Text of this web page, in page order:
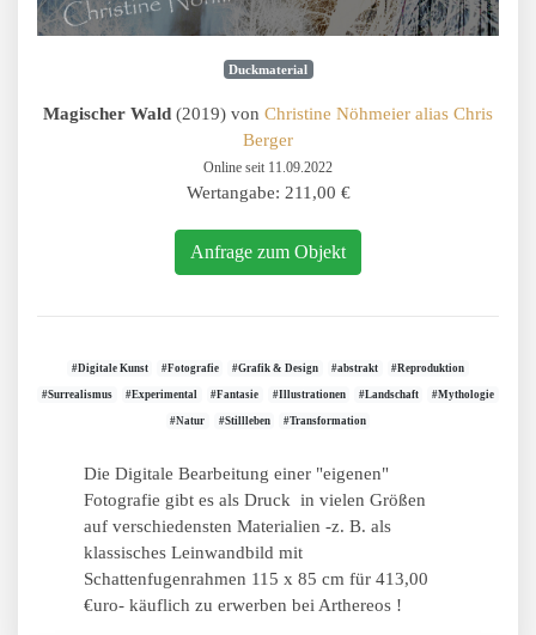
Duckmaterial
Magischer Wald (2019) von Christine Nöhmeier alias Chris
Berger
Online seit 11.09.2022
Wertangabe: 211,00 €
Anfrage zum Objekt
#Digitale Kunst #Fotografie #Grafik & Design #abstrakt #Reproduktion
#Surrealismus #Experimental #Fantasie #Illustrationen #Landschaft #Mythologie
#Natur #Stillleben #Transformation
Die Digitale Bearbeitung einer "eigenen"
Fotografie gibt es als Druck in vielen Größen
auf verschiedensten Materialien -z. B. als
klassisches Leinwandbild mit
Schattenfugenrahmen 115 x 85 cm für 413,00
€uro- käuflich zu erwerben bei Arthereos !